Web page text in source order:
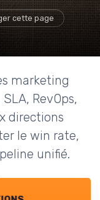
cette page
marketing
RevOps,
directions
le win rate,
unifié.